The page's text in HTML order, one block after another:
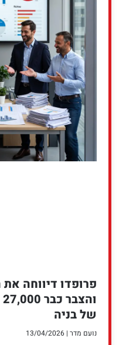
של בניה
נועם מדר